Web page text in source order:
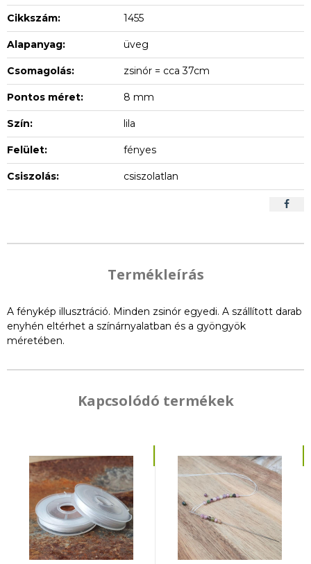
Cikkszám: 1455
Alapanyag: üveg
Csomagolás: zsinór = cca 37cm
Pontos méret: 8 mm
Szín: lila
Felület: fényes
Csiszolás: csiszolatlan
Termékleírás
A fénykép illusztráció. Minden zsinór egyedi. A szállított darab
enyhén eltérhet a színárnyalatban és a gyöngyök
méretében.
Kapcsolódó termékek